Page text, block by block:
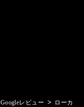
Googleレビュー >
ローカ